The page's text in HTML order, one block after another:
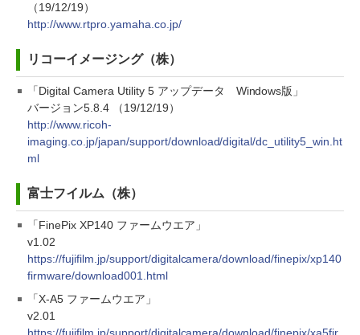
（19/12/19）
http://www.rtpro.yamaha.co.jp/
リコーイメージング（株）
「Digital Camera Utility 5 アップデータ Windows版」
バージョン5.8.4 （19/12/19）
http://www.ricoh-
imaging.co.jp/japan/support/download/digital/dc_utility5_win.ht
ml
富士フイルム（株）
「FinePix XP140 ファームウエア」
v1.02
https://fujifilm.jp/support/digitalcamera/download/finepix/xp140
firmware/download001.html
「X-A5 ファームウエア」
v2.01